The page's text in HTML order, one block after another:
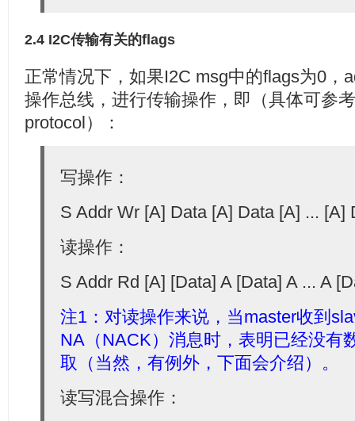
2.4 I2C传输有关的flags
正常情况下，如果I2C msg中的flags为0，
操作总线，进行传输操作，即（具体可参
protocol）：
写操作：
S Addr Wr [A] Data [A] Data [A] ... [A]
读操作：
S Addr Rd [A] [Data] A [Data] A ... A
注1：对读操作来说，当master收到
NA（NACK）消息时，表明已经没有
取（当然，有例外，下面会介绍）。
读写混合操作：